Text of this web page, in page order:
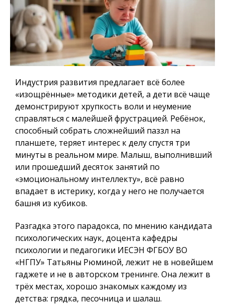
Индустрия развития предлагает всё более
«изощрённые» методики детей, а дети всё чаще
демонстрируют хрупкость воли и неумение
справляться с малейшей фрустрацией. Ребёнок,
способный собрать сложнейший паззл на
планшете, теряет интерес к делу спустя три
минуты в реальном мире. Малыш, выполнивший
или прошедший десяток занятий по
«эмоциональному интеллекту», всё равно
впадает в истерику, когда у него не получается
башня из кубиков.
Разгадка этого парадокса, по мнению кандидата
психологических наук, доцента кафедры
психологии и педагогики ИЕСЭН ФГБОУ ВО
«НГПУ» Татьяны Рюминой, лежит не в новейшем
гаджете и не в авторском тренинге. Она лежит в
трёх местах, хорошо знакомых каждому из
детства: грядка, песочница и шалаш.